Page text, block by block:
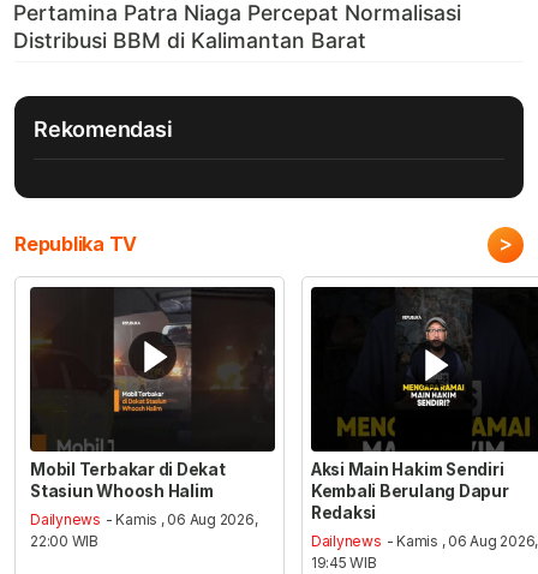
Rekomendasi
Republika TV >
Mobil Terbakar di Dekat
Stasiun Whoosh Halim
Dailynews - Kamis , 06 Aug 2026,
22:00 WIB
Aksi Main Hakim Sendiri
Kembali Berulang Dapur
Redaksi
Dailynews - Kamis , 06 Aug 2026,
19:45 WIB